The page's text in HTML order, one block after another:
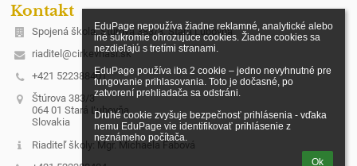
EduPage nepoužíva žiadne reklamné, analytické alebo
iné súkromie ohrozujúce cookies. Žiadne cookies sa
nezdieľajú s tretími stranami.
EduPage používa iba 2 cookie – jedno nevyhnutné pre
fungovanie prihlasovania. Toto je dočasné, po
zatvorení prehliadača sa odstráni.
Druhé cookie zvyšuje bezpečnosť prihlásenia - vďaka
nemu EduPage vie identifikovať prihlásenie z
neznámeho počítača.
Ok
Kontakt
Spojená škola, Štúrova 383/3, Stará Ľubovňa
riaditel@cirkevnasl.sk
+421 522388401
Štúrova 383/3
064 01 Stará Ľubovňa
Slovakia
Riaditeľ školy: Mgr. Michaela Fábová